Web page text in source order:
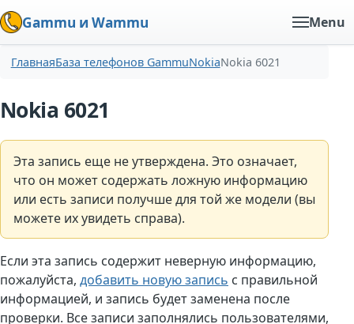
Gammu и Wammu Menu
ГлавнаяБаза телефонов GammuNokiaNokia 6021
Nokia 6021
Эта запись еще не утверждена. Это означает,
что он может содержать ложную информацию
или есть записи получше для той же модели (вы
можете их увидеть справа).
Если эта запись содержит неверную информацию,
пожалуйста, добавить новую запись с правильной
информацией, и запись будет заменена после
проверки. Все записи заполнялись пользователями,